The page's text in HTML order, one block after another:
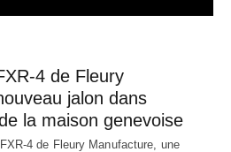
4 de Fleury
jalon dans
la maison genevoise
4 de Fleury Manufacture, une